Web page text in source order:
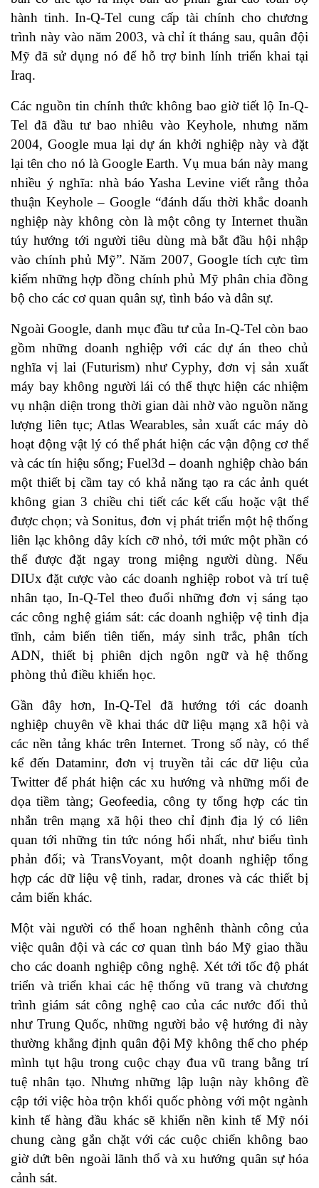
hành tinh. In-Q-Tel cung cấp tài chính cho chương
trình này vào năm 2003, và chỉ ít tháng sau, quân đội
Mỹ đã sử dụng nó để hỗ trợ binh lính triển khai tại
Iraq.
Các nguồn tin chính thức không bao giờ tiết lộ In-Q-
Tel đã đầu tư bao nhiêu vào Keyhole, nhưng năm
2004, Google mua lại dự án khởi nghiệp này và đặt
lại tên cho nó là Google Earth. Vụ mua bán này mang
nhiều ý nghĩa: nhà báo Yasha Levine viết rằng thỏa
thuận Keyhole – Google “đánh dấu thời khắc doanh
nghiệp này không còn là một công ty Internet thuần
túy hướng tới người tiêu dùng mà bắt đầu hội nhập
vào chính phủ Mỹ”. Năm 2007, Google tích cực tìm
kiếm những hợp đồng chính phủ Mỹ phân chia đồng
bộ cho các cơ quan quân sự, tình báo và dân sự.
Ngoài Google, danh mục đầu tư của In-Q-Tel còn bao
gồm những doanh nghiệp với các dự án theo chủ
nghĩa vị lai (Futurism) như Cyphy, đơn vị sản xuất
máy bay không người lái có thể thực hiện các nhiệm
vụ nhận diện trong thời gian dài nhờ vào nguồn năng
lượng liên tục; Atlas Wearables, sản xuất các máy dò
hoạt động vật lý có thể phát hiện các vận động cơ thể
và các tín hiệu sống; Fuel3d – doanh nghiệp chào bán
một thiết bị cầm tay có khả năng tạo ra các ảnh quét
không gian 3 chiều chi tiết các kết cấu hoặc vật thể
được chọn; và Sonitus, đơn vị phát triển một hệ thống
liên lạc không dây kích cỡ nhỏ, tới mức một phần có
thể được đặt ngay trong miệng người dùng. Nếu
DIUx đặt cược vào các doanh nghiệp robot và trí tuệ
nhân tạo, In-Q-Tel theo đuổi những đơn vị sáng tạo
các công nghệ giám sát: các doanh nghiệp vệ tinh địa
tĩnh, cảm biến tiên tiến, máy sinh trắc, phân tích
ADN, thiết bị phiên dịch ngôn ngữ và hệ thống
phòng thủ điều khiển học.
Gần đây hơn, In-Q-Tel đã hướng tới các doanh
nghiệp chuyên về khai thác dữ liệu mạng xã hội và
các nền tảng khác trên Internet. Trong số này, có thể
kể đến Dataminr, đơn vị truyền tải các dữ liệu của
Twitter để phát hiện các xu hướng và những mối đe
dọa tiềm tàng; Geofeedia, công ty tổng hợp các tin
nhắn trên mạng xã hội theo chỉ định địa lý có liên
quan tới những tin tức nóng hổi nhất, như biểu tình
phản đối; và TransVoyant, một doanh nghiệp tổng
hợp các dữ liệu vệ tinh, radar, drones và các thiết bị
cảm biến khác.
Một vài người có thể hoan nghênh thành công của
việc quân đội và các cơ quan tình báo Mỹ giao thầu
cho các doanh nghiệp công nghệ. Xét tới tốc độ phát
triển và triển khai các hệ thống vũ trang và chương
trình giám sát công nghệ cao của các nước đối thủ
như Trung Quốc, những người bảo vệ hướng đi này
thường khẳng định quân đội Mỹ không thể cho phép
mình tụt hậu trong cuộc chạy đua vũ trang bằng trí
tuệ nhân tạo. Nhưng những lập luận này không đề
cập tới việc hòa trộn khối quốc phòng với một ngành
kinh tế hàng đầu khác sẽ khiến nền kinh tế Mỹ nói
chung càng gắn chặt với các cuộc chiến không bao
giờ dứt bên ngoài lãnh thổ và xu hướng quân sự hóa
cảnh sát.